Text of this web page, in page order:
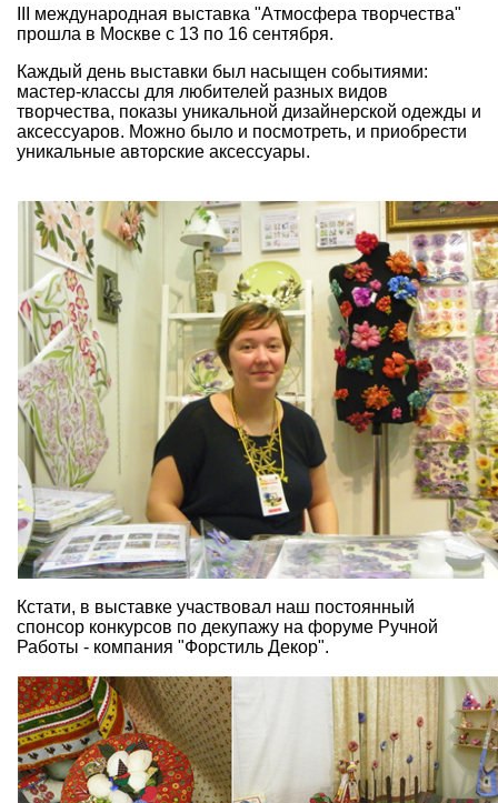
III международная выставка "Атмосфера творчества"
прошла в Москве с 13 по 16 сентября.
Каждый день выставки был насыщен событиями:
мастер-классы для любителей разных видов
творчества, показы уникальной дизайнерской одежды и
аксессуаров. Можно было и посмотреть, и приобрести
уникальные авторские аксессуары.
Кстати, в выставке участвовал наш постоянный
спонсор конкурсов по декупажу на форуме Ручной
Работы - компания "Форстиль Декор".